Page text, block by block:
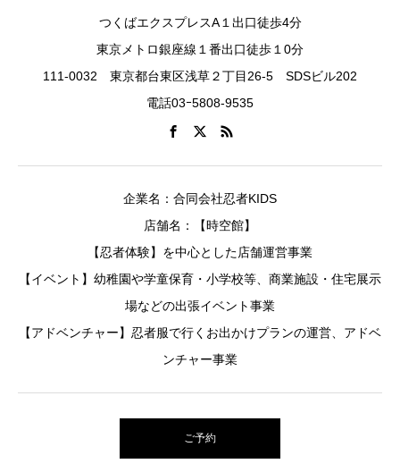
つくばエクスプレスA１出口徒歩4分
東京メトロ銀座線１番出口徒歩１0分
111-0032 東京都台東区浅草２丁目26-5 SDSビル202
電話03ｰ5808-9535
企業名：合同会社忍者KIDS
店舗名：【時空館】
【忍者体験】を中心とした店舗運営事業
【イベント】幼稚園や学童保育・小学校等、商業施設・住宅展示
場などの出張イベント事業
【アドベンチャー】忍者服で行くお出かけプランの運営、アドベ
ンチャー事業
ご予約